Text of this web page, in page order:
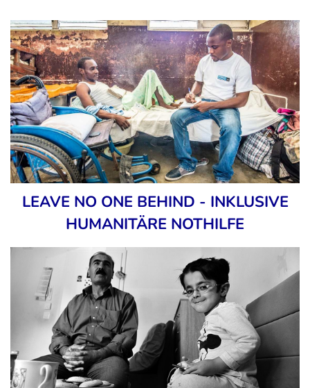
LEAVE NO ONE BEHIND - INKLUSIVE
HUMANITÄRE NOTHILFE